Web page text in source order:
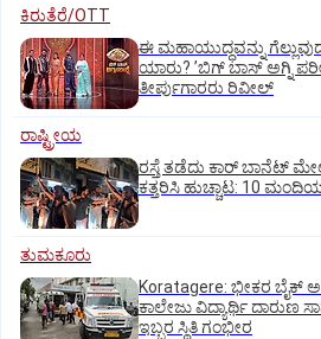
ಕಿರುತೆರೆ/OTT
ಈ ಮಹಾಯುದ್ಧವನ್ನು
ಯಾರು? ʼಬಿಗ್‌ ಬಾಸ್‌ ಅಗ್ನಿ
ತೀರ್ಪುಗಾರರು ರಿವೀಲ್
ರಾಷ್ಟ್ರೀಯ
ರಸ್ತೆ ತಡೆದು ಕಾರ್ ಬಾನೆಟ್
ಕತ್ತರಿಸಿ ಹುಚ್ಚಾಟ: 10
ತುಮಕೂರು
Koratagere: ಭೀಕರ ಬೈಕ್
ಕಾಲೇಜು ವಿದ್ಯಾರ್ಥಿ ದಾರುಣ
ಇಬ್ಬರ ಸ್ಥಿತಿ ಗಂಭೀರ